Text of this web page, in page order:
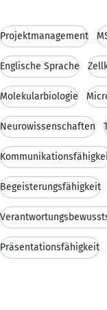
Projektmanagement
Englische Sprache
Molekularbiologie
Neurowissenschaften
Begeisterungsfähigkeit
Präsentationsfähigkeit